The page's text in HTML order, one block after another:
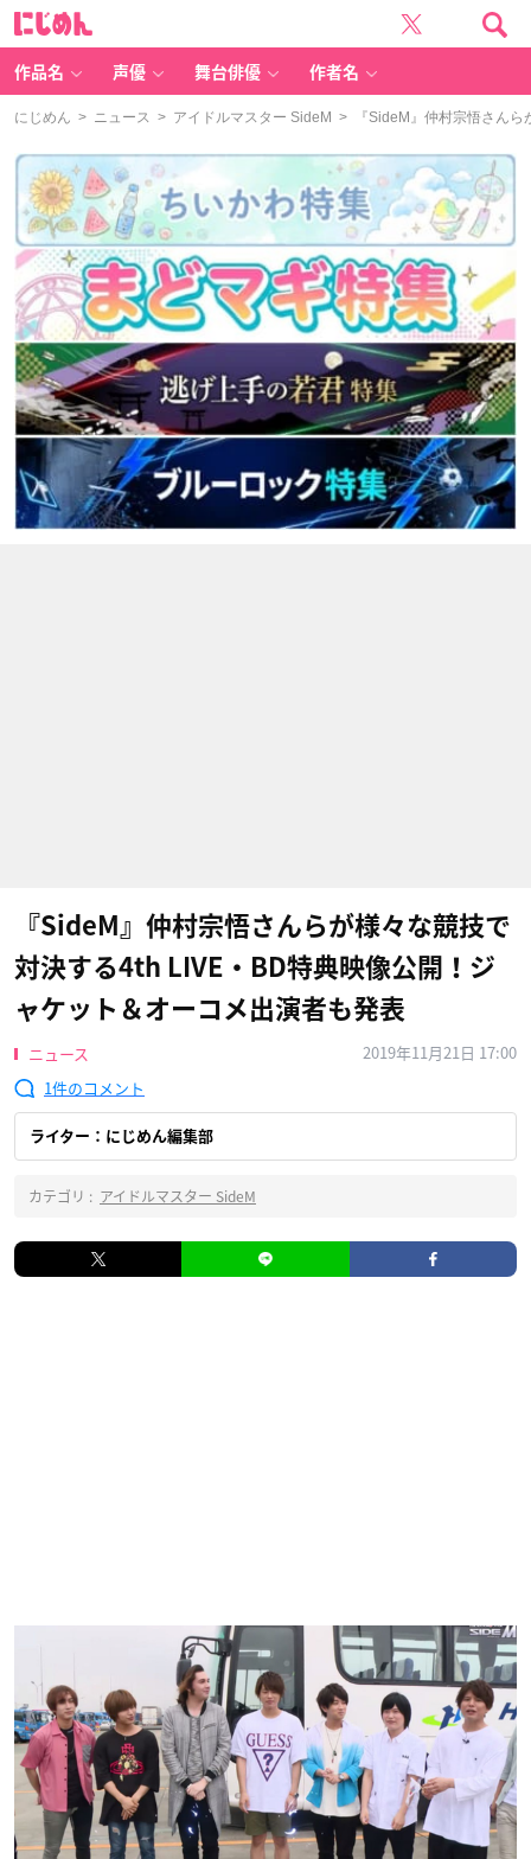
作品名 声優 舞台俳優 作者名
にじめん > ニュース > アイドルマスター SideM > 『SideM』仲村宗悟さんら
『SideM』仲村宗悟さんらが様々な競技で
対決する4th LIVE・BD特典映像公開！ジ
ャケット＆オーコメ出演者も発表
ニュース
2019年11月21日 17:00
1
ライター：にじめん編集部
カテゴリ : アイドルマスター SideM